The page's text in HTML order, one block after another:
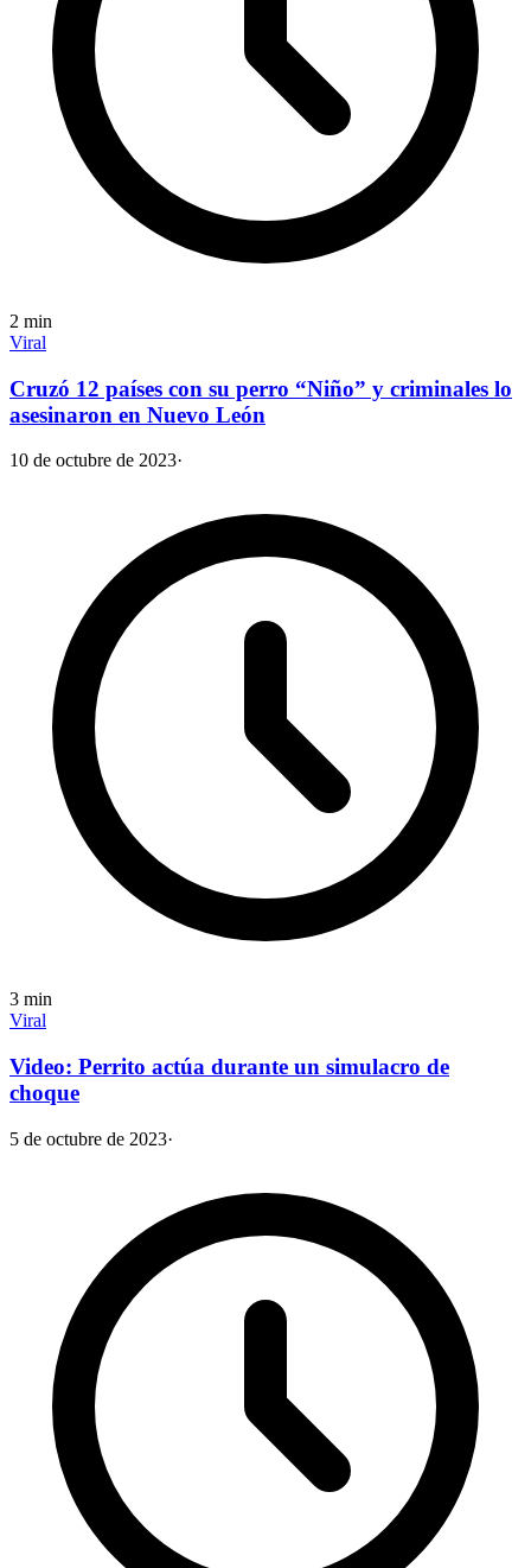
2 min
Viral
Cruzó 12 países con su perro “Niño” y criminales lo
asesinaron en Nuevo León
10 de octubre de 2023·
3 min
Viral
Video: Perrito actúa durante un simulacro de
choque
5 de octubre de 2023·